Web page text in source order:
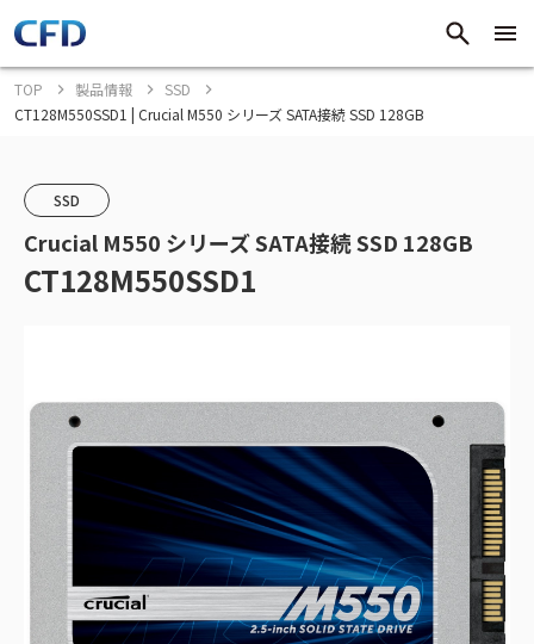
TOP 製品情報
SSD
CT128M550SSD1 | Crucial M550 シリーズ SATA接続 SSD 128GB
SSD
Crucial M550 シリーズ SATA接続 SSD 128GB
CT128M550SSD1